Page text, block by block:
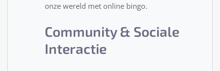
onze wereld met online bingo.
Community & Sociale
Interactie